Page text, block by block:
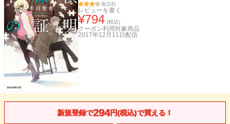
(24)
レビューを書く
¥794 (税込)
クーポン利用対象商品
2017年12月11日 配信
新規登録で294円(税込)で買える！